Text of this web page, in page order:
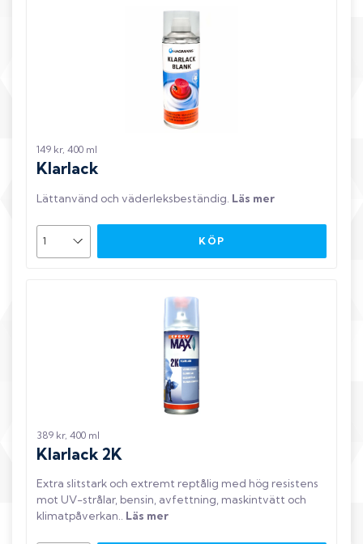
149 kr, 400 ml
Klarlack
Lättanvänd och väderleksbeständig Läs mer
KÖP
389 kr, 400 ml
Klarlack 2K
Extra slitstark och extremt reptålig med hög resistens
mot UV-strålar, bensin, avfettning, maskintvätt och
klimatpåverkan.. Läs mer